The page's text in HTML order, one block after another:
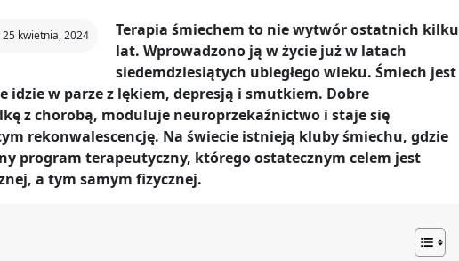
kwietnia, 2024
Terapia śmiechem to nie wytwór ostatnich kilku
lat. Wprowadzono ją w życie już w latach
siedemdziesiątych ubiegłego wieku. Śmiech jest
idzie w parze z lękiem, depresją i smutkiem. Dobre
z chorobą, moduluje neuroprzekaźnictwo i staje się
rekonwalescencję. Na świecie istnieją kluby śmiechu, gdzie
program terapeutyczny, którego ostatecznym celem jest
a tym samym fizycznej.